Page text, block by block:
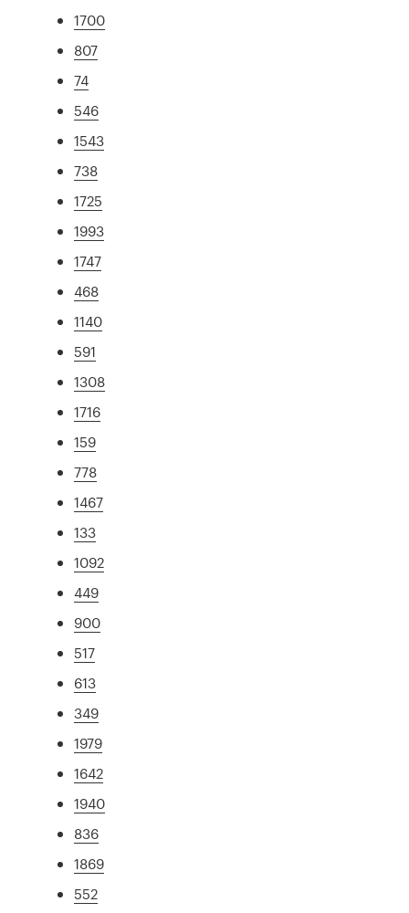
1700
807
74
546
1543
738
1725
1993
1747
468
1140
591
1308
1716
159
778
1467
133
1092
449
900
517
613
349
1979
1642
1940
836
1869
552